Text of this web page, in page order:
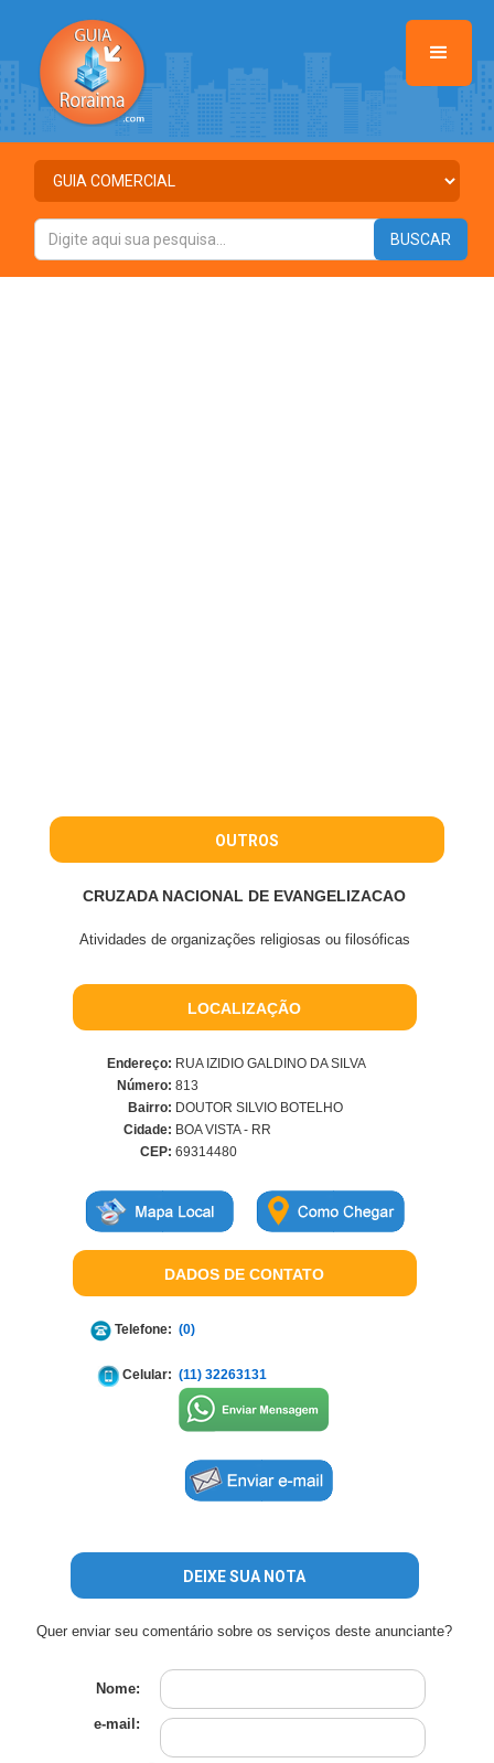
OUTROS
CRUZADA NACIONAL DE EVANGELIZACAO
Atividades de organizações religiosas ou filosóficas
LOCALIZAÇÃO
Endereço: RUA IZIDIO GALDINO DA SILVA
Número: 813
Bairro: DOUTOR SILVIO BOTELHO
Cidade: BOA VISTA - RR
CEP: 69314480
DADOS DE CONTATO
Telefone: (0)
Celular: (11) 32263131
DEIXE SUA NOTA
Quer enviar seu comentário sobre os serviços deste anunciante?
Nome:
e-mail: